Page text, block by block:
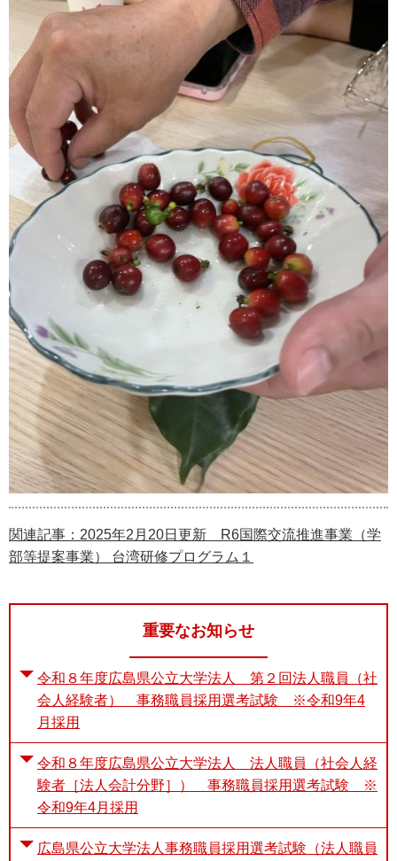
関連記事：2025年2月20日更新 R6国際交流推進事業（学
部等提案事業） 台湾研修プログラム１
重要なお知らせ
令和８年度広島県公立大学法人 第２回法人職員（社
会人経験者） 事務職員採用選考試験 ※令和9年4
月採用
令和８年度広島県公立大学法人 法人職員（社会人経
験者［法人会計分野］） 事務職員採用選考試験 ※
令和9年4月採用
広島県公立大学法人事務職員採用選考試験（法人職員